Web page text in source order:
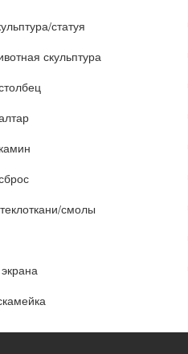
статуя
скульптура
смолы